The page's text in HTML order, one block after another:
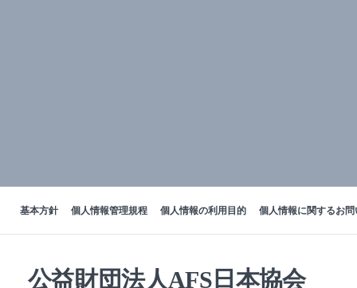
基本方針 個人情報管理規程 個人情報の利用目的 個人情報に関するお問
公益財団法人AFS日本協会